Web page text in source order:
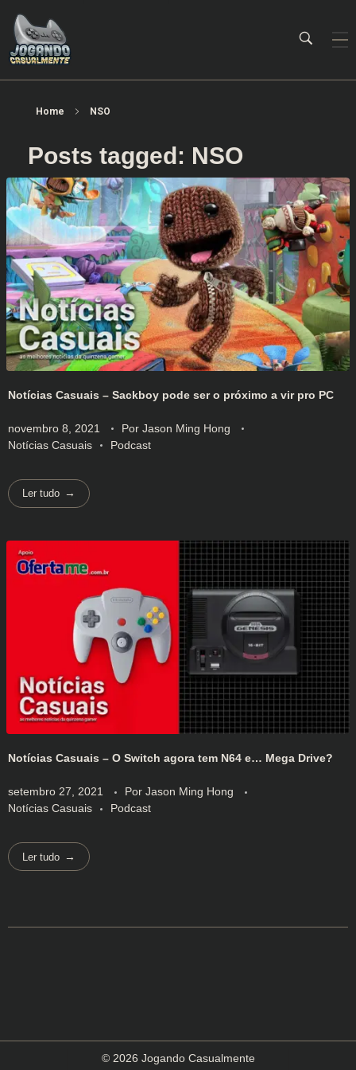
Home NSO
Posts tagged: NSO
Notícias Casuais – Sackboy pode ser o próximo a vir pro PC
novembro 8, 2021 Por Jason Ming Hong
Notícias Casuais
Podcast
Ler tudo
Notícias Casuais – O Switch agora tem N64 e… Mega Drive?
setembro 27, 2021 Por Jason Ming Hong
Notícias Casuais
Podcast
Ler tudo
© 2026 Jogando Casualmente